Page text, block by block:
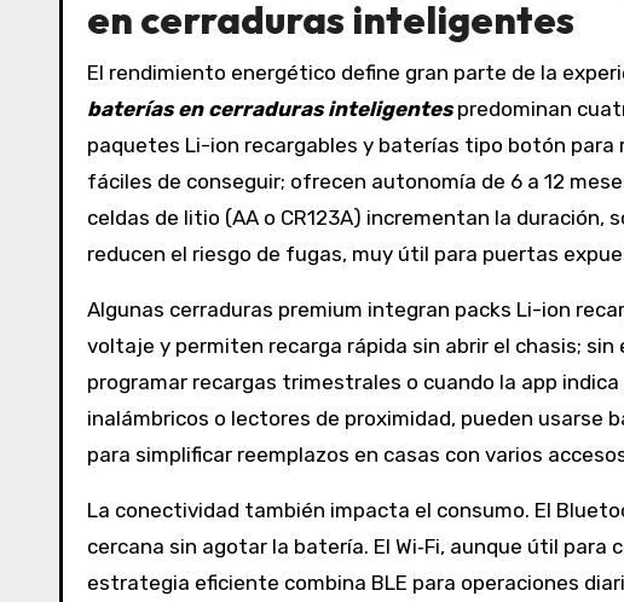
en cerraduras inteligentes
El rendimiento energético define gran parte de la
baterías en cerraduras inteligentespredominan
paquetes Li-ion recargables y baterías tipo botón para
fáciles de conseguir; ofrecen autonomía de 6 a 12
celdas de litio (AA o CR123A) incrementan la
reducen el riesgo de fugas, muy útil para puertas
Algunas cerraduras premium integran packs Li-ion
voltaje y permiten recarga rápida sin abrir el chasis;
programar recargas trimestrales o cuando la app
inalámbricos o lectores de proximidad, pueden usarse
para simplificar reemplazos en casas con varios
La conectividad también impacta el consumo. El
cercana sin agotar la batería. El Wi‑Fi, aunque útil
estrategia eficiente combina BLE para operaciones